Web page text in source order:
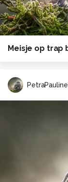
PetraPauline